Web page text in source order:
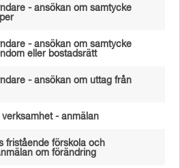
- ansökan om samtycke
- ansökan om samtycke
eller bostadsrätt
- ansökan om uttag från
- anmälan
fristående förskola och
om förändring